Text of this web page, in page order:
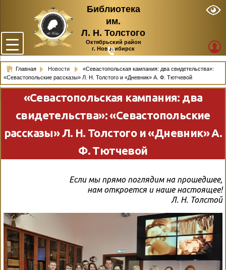
Библиотека
им.
Л. Н. Толстого
Октябрьский район
г. Новосибирск
Главная Новости
«Севастопольская кампания: два свидетельства»:
«Севастопольские рассказы» Л. Н. Толстого и «Дневник» А. Ф. Тютчевой
«Севастопольская кампания: два
свидетельства»: «Севастопольские
рассказы» Л. Н. Толстого и «Дневник» А.
Ф. Тютчевой
Если мы прямо поглядим на прошедшее,
нам откроется и наше настоящее!
Л. Н. Толстой